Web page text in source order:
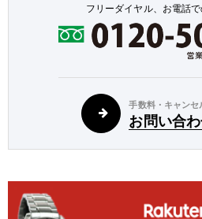
フリーダイヤル、お電話
手数料・キャンセ
お問い合